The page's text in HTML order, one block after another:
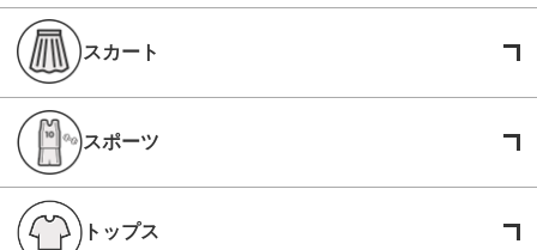
スカート
スポーツ
トップス